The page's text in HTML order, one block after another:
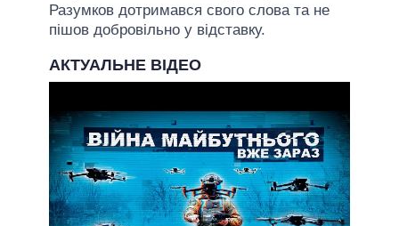
Разумков дотримався свого слова та не
пішов добровільно у відставку.
АКТУАЛЬНЕ ВІДЕО